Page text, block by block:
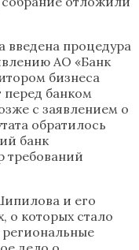
процедура
АО «Банк
бизнеса
перед банком
с заявлением о
обратилось
банк
требований
и его
о которых стало
региональные